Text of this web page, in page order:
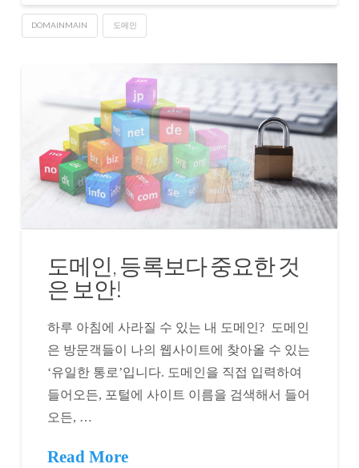
DOMAINMAIN 도메인
도메인, 등록보다 중요한 것
은 보안!
하루 아침에 사라질 수 있는 내 도메인? 도메인
은 방문객들이 나의 웹사이트에 찾아올 수 있는
‘유일한 통로’입니다. 도메인을 직접 입력하여
들어오든, 포털에 사이트 이름을 검색해서 들어
오든, …
Read More